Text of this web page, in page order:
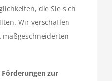
die Sie sich
Wir verschaffen
Förderungen zur